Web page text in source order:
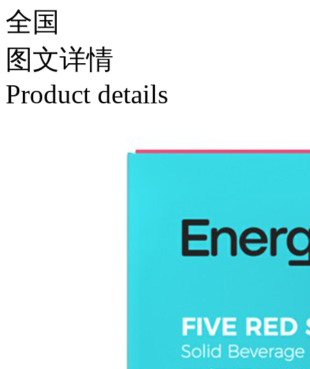
全国
图文详情
Product details